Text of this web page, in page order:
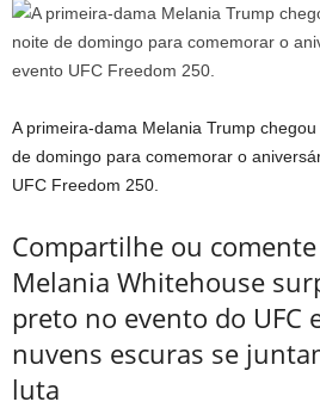
A primeira-dama Melania Trump
de domingo para comemorar o
UFC Freedom 250.
Compartilhe ou
Melania Whitehouse
preto no evento do UFC
nuvens escuras se
luta